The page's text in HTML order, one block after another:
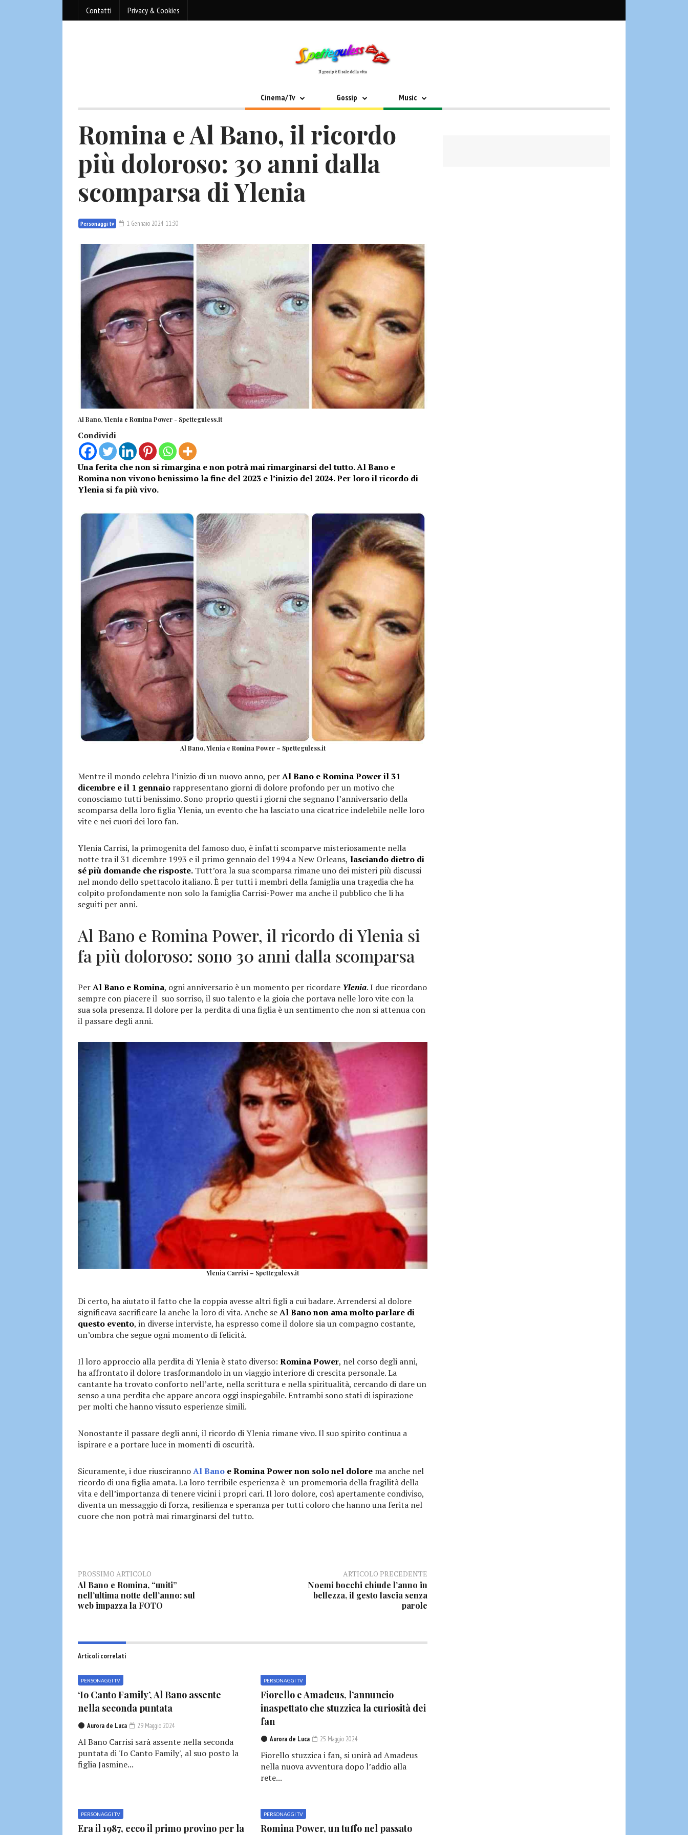
Contatti Privacy & Cookies
Cinema/Tv Gossip Music
Romina e Al Bano, il ricordo
più doloroso: 30 anni dalla
scomparsa di Ylenia
Personaggi tv 1 Gennaio 2024 11:30
Al Bano, Ylenia e Romina Power - Spetteguless.it
Condividi
Una ferita che non si rimargina e non potrà mai rimarginarsi del tutto. Al Bano e
Romina non vivono benissimo la fine del 2023 e l’inizio del 2024. Per loro il ricordo di
Ylenia si fa più vivo.
Al Bano, Ylenia e Romina Power – Spetteguless.it
Mentre il mondo celebra l’inizio di un nuovo anno, perAl Bano e Romina Power il 31
dicembre e il 1 gennaio rappresentano giorni di dolore profondo per un motivo che
conosciamo tutti benissimo. Sono proprio questi i giorni che segnano l’anniversario della
scomparsa della loro figlia Ylenia, un evento che ha lasciato una cicatrice indelebile nelle loro
vite e nei cuori dei loro fan.
Ylenia Carrisi, la primogenita del famoso duo, è infatti scomparve misteriosamente nella
notte tra il 31 dicembre 1993 e il primo gennaio del 1994 a New Orleans, lasciando dietro di
sé più domande che risposte. Tutt’ora la sua scomparsa rimane uno dei misteri più discussi
nel mondo dello spettacolo italiano. È per tutti i membri della famiglia una tragedia che ha
colpito profondamente non solo la famiglia Carrisi-Power ma anche il pubblico che li ha
seguiti per anni.
Al Bano e Romina Power, il ricordo di Ylenia si
fa più doloroso: sono 30 anni dalla scomparsa
PerAl Bano e Romina, ogni anniversario è un momento per ricordare Ylenia. I due ricordano
sempre con piacere il suo sorriso, il suo talento e la gioia che portava nelle loro vite con la
sua sola presenza. Il dolore per la perdita di una figlia è un sentimento che non si attenua con
il passare degli anni.
Ylenia Carrisi – Spetteguless.it
Di certo, ha aiutato il fatto che la coppia avesse altri figli a cui badare. Arrendersi al dolore
significava sacrificare la anche la loro di vita. Anche seAl Bano non ama molto parlare di
questo evento, in diverse interviste, ha espresso come il dolore sia un compagno costante,
un’ombra che segue ogni momento di felicità.
Il loro approccio alla perdita di Ylenia è stato diverso: Romina Power, nel corso degli anni,
ha affrontato il dolore trasformandolo in un viaggio interiore di crescita personale. La
cantante ha trovato conforto nell’arte, nella scrittura e nella spiritualità, cercando di dare un
senso a una perdita che appare ancora oggi inspiegabile. Entrambi sono stati di ispirazione
per molti che hanno vissuto esperienze simili.
Nonostante il passare degli anni, il ricordo di Ylenia rimane vivo. Il suo spirito continua a
ispirare e a portare luce in momenti di oscurità.
Sicuramente, i due riuscirannoAl Bano e Romina Power non solo nel dolore ma anche nel
ricordo di una figlia amata. La loro terribile esperienza è un promemoria della fragilità della
vita e dell’importanza di tenere vicini i propri cari. Il loro dolore, così apertamente condiviso,
diventa un messaggio di forza, resilienza e speranza per tutti coloro che hanno una ferita nel
cuore che non potrà mai rimarginarsi del tutto.
PROSSIMO ARTICOLO
Al Bano e Romina, “uniti”
nell’ultima notte dell’anno: sul
web impazza la FOTO
ARTICOLO PRECEDENTE
Noemi bocchi chiude l’anno in
bellezza, il gesto lascia senza
parole
Articoli correlati
PERSONAGGI TV
‘Io Canto Family’, Al Bano assente
nella seconda puntata
Aurora de Luca 29 Maggio 2024
Al Bano Carrisi sarà assente nella seconda
puntata di 'Io Canto Family', al suo posto la
figlia Jasmine...
PERSONAGGI TV
Fiorello e Amadeus, l’annuncio
inaspettato che stuzzica la curiosità dei
fan
Aurora de Luca 25 Maggio 2024
Fiorello stuzzica i fan, si unirà ad Amadeus
nella nuova avventura dopo l’addio alla
rete...
PERSONAGGI TV
Era il 1987, ecco il primo provino per la
PERSONAGGI TV
Romina Power, un tuffo nel passato